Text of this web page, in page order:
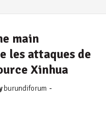
main
les attaques de
Xinhua
burundiforum -